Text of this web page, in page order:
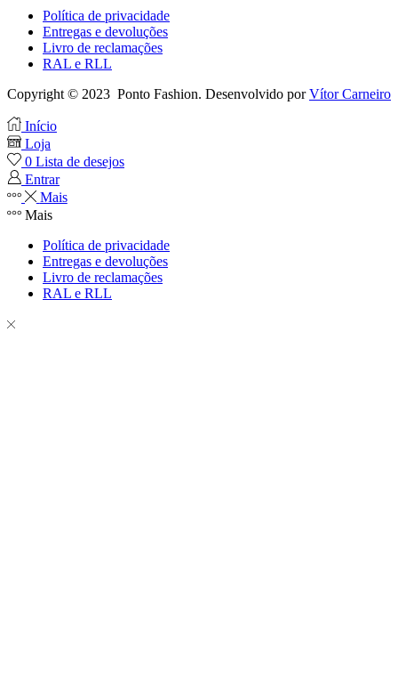
Política de privacidade
Entregas e devoluções
Livro de reclamações
RAL e RLL
Copyright © 2023 Ponto Fashion. Desenvolvido porVítor Carneiro
Início
Loja
0 Lista de desejos
Entrar
Mais
Mais
Política de privacidade
Entregas e devoluções
Livro de reclamações
RAL e RLL